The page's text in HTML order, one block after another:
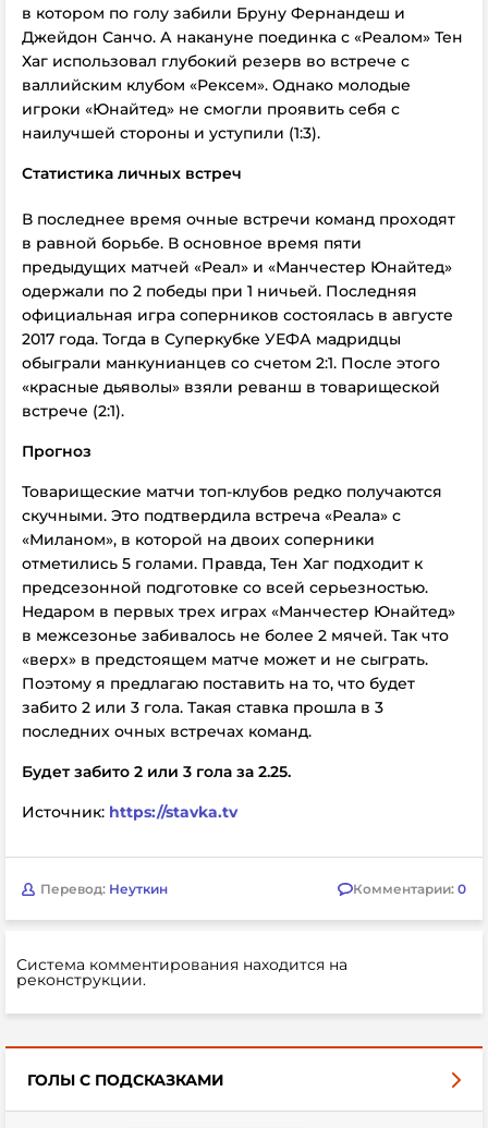
в котором по голу забили Бруну Фернандеш и
Джейдон Санчо. А накануне поединка с «Реалом» Тен
Хаг использовал глубокий резерв во встрече с
валлийским клубом «Рексем». Однако молодые
игроки «Юнайтед» не смогли проявить себя с
наилучшей стороны и уступили (1:3).
Статистика личных встреч
В последнее время очные встречи команд проходят
в равной борьбе. В основное время пяти
предыдущих матчей «Реал» и «Манчестер Юнайтед»
одержали по 2 победы при 1 ничьей. Последняя
официальная игра соперников состоялась в августе
2017 года. Тогда в Суперкубке УЕФА мадридцы
обыграли манкунианцев со счетом 2:1. После этого
«красные дьяволы» взяли реванш в товарищеской
встрече (2:1).
Прогноз
Товарищеские матчи топ-клубов редко получаются
скучными. Это подтвердила встреча «Реала» с
«Миланом», в которой на двоих соперники
отметились 5 голами. Правда, Тен Хаг подходит к
предсезонной подготовке со всей серьезностью.
Недаром в первых трех играх «Манчестер Юнайтед»
в межсезонье забивалось не более 2 мячей. Так что
«верх» в предстоящем матче может и не сыграть.
Поэтому я предлагаю поставить на то, что будет
забито 2 или 3 гола. Такая ставка прошла в 3
последних очных встречах команд.
Будет забито 2 или 3 гола за 2.25.
Источник: https://stavka.tv
Перевод: Неуткин Комментарии: 0
Система комментирования находится на
реконструкции.
ГОЛЫ С ПОДСКАЗКАМИ